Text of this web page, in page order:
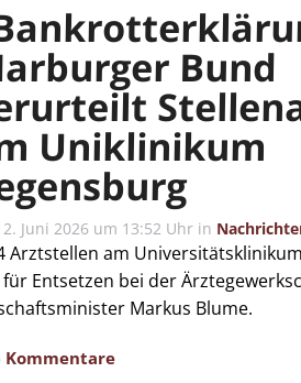
Bund
Uniklinikum
Juni 2026 um 13:52 Uhr in
Arztstellen am
Entsetzen bei der
Markus Blume.
Kommentare